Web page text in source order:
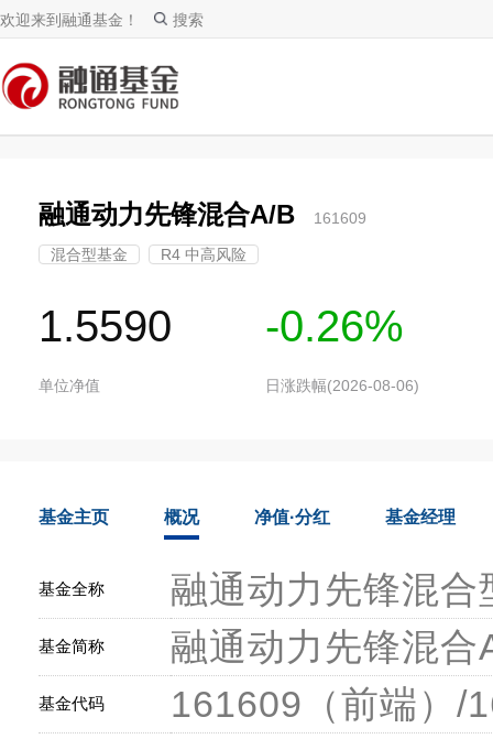
欢迎来到融通基金！ 搜索
融通动力先锋混合A/B 161609
混合型基金 R4 中高风险
1.5590
单位净值
-0.26%
日涨跌幅(2026-08-06)
基金主页 概况 净值·分红 基金经理
基金全称 融通动力先锋混
基金简称 融通动力先锋混合
基金代码 161609（前端）/